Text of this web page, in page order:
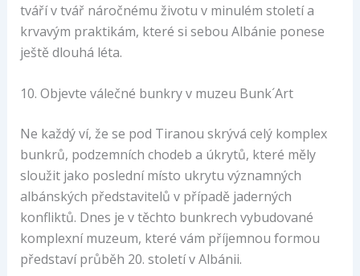
tváří v tvář náročnému životu v minulém století a
krvavým praktikám, které si sebou Albánie ponese
ještě dlouhá léta.
10. Objevte válečné bunkry v muzeu Bunk´Art
Ne každý ví, že se pod Tiranou skrývá celý komplex
bunkrů, podzemních chodeb a úkrytů, které měly
sloužit jako poslední místo ukrytu významných
albánských představitelů v případě jaderných
konfliktů. Dnes je v těchto bunkrech vybudované
komplexní muzeum, které vám příjemnou formou
představí průběh 20. století v Albánii.